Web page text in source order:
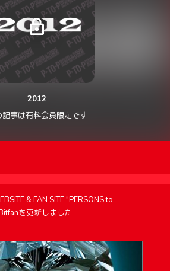
2012
記事は有料会員限定です
& FAN SITE "PERSONS to
を更新しました